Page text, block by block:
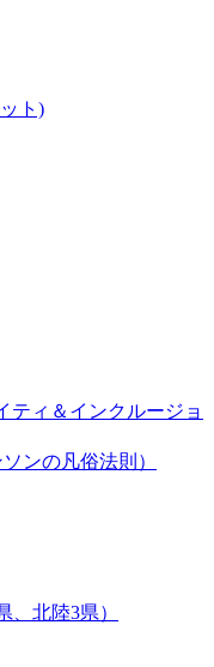
ト)
ティ＆インクルージョ
ンの凡俗法則）
北陸3県）